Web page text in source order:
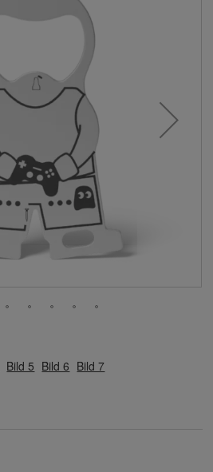
Bild 5 Bild 6 Bild 7